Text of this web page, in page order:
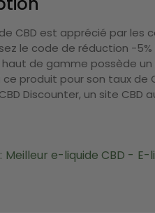
CBD est apprécié par les
le code de réduction -5%
de gamme possède
ce produit pour son taux de
Discounter, un site CBD
Meilleur e-liquide CBD - E-